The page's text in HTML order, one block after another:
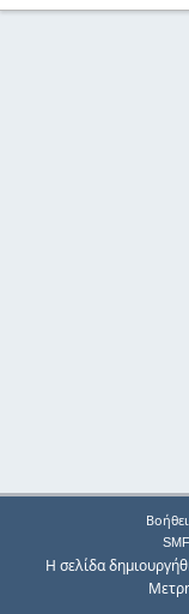
Η σελίδα